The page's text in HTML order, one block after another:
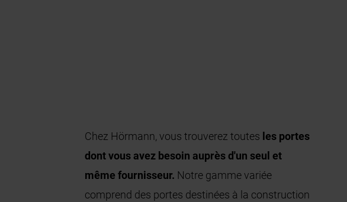
Chez Hörmann, vous trouverez toutes les portes
dont vous avez besoin auprès d'un seul et
même fournisseur. Notre gamme variée
comprend des portes destinées à la construction